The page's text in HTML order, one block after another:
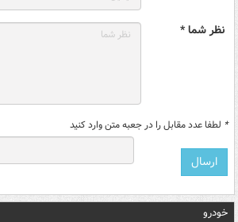
نظر شما *
* لطفا عدد مقابل را در جعبه متن وارد کنید
خودرو